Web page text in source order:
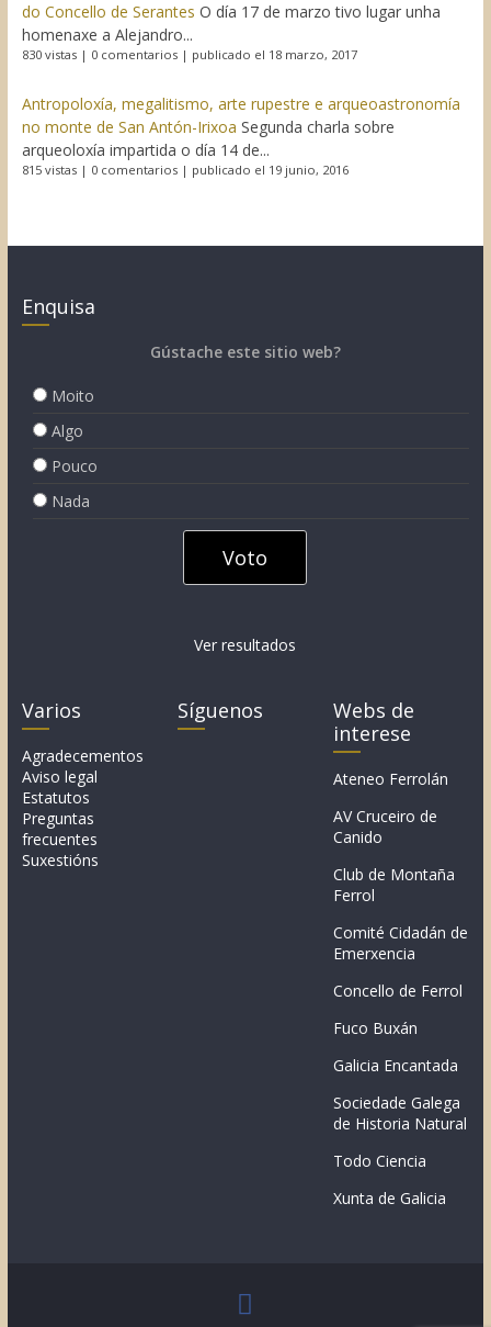
do Concello de Serantes O día 17 de marzo tivo lugar unha
homenaxe a Alejandro...
830 vistas| 0 comentarios| publicado el 18 marzo, 2017
Antropoloxía, megalitismo, arte rupestre e arqueoastronomía
no monte de San Antón-Irixoa Segunda charla sobre
arqueoloxía impartida o día 14 de...
815 vistas| 0 comentarios| publicado el 19 junio, 2016
Enquisa
Gústache este sitio web?
Moito
Algo
Pouco
Nada
Ver resultados
Varios
Agradecementos
Aviso legal
Estatutos
Preguntas
frecuentes
Suxestións
Síguenos
Webs de
interese
Ateneo Ferrolán
AV Cruceiro de
Canido
Club de Montaña
Ferrol
Comité Cidadán de
Emerxencia
Concello de Ferrol
Fuco Buxán
Galicia Encantada
Sociedade Galega
de Historia Natural
Todo Ciencia
Xunta de Galicia